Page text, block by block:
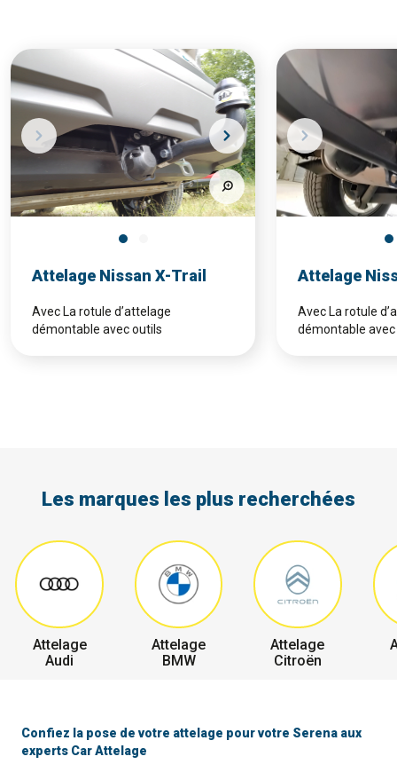
Attelage Nissan X-Trail
Avec La rotule d’attelage
démontable avec outils
Attelage
Avec La rotule
démontable
Les marques les plus recherchées
Attelage
Audi
Attelage
BMW
Attelage
Citroën
Confiez la pose de votre attelage pour votre Serena aux
experts Car Attelage